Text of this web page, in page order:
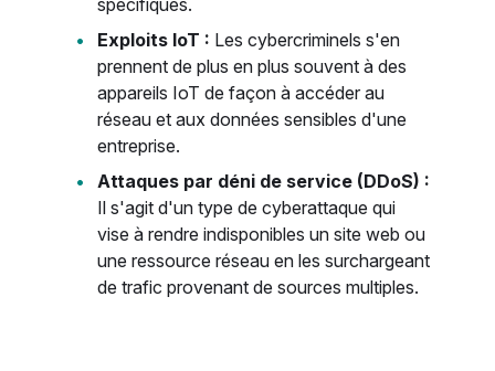
spécifiques.
Exploits IoT : Les cybercriminels s'en
prennent de plus en plus souvent à des
appareils IoT de façon à accéder au
réseau et aux données sensibles d'une
entreprise.
Attaques par déni de service (DDoS) :
Il s'agit d'un type de cyberattaque qui
vise à rendre indisponibles un site web ou
une ressource réseau en les surchargeant
de trafic provenant de sources multiples.